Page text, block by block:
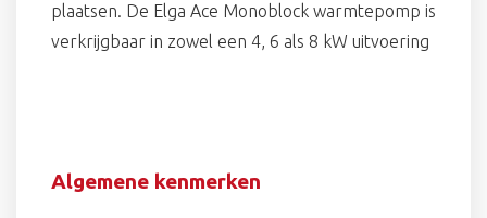
plaatsen. De Elga Ace Monoblock warmtepomp is
verkrijgbaar in zowel een 4, 6 als 8 kW uitvoering
Algemene kenmerken